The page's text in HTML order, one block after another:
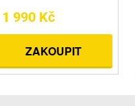
1 990 Kč
ZAKOUPIT